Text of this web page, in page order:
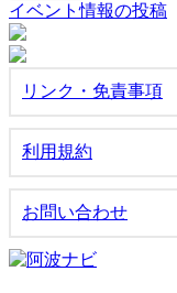
イベント情報の投稿
リンク・免責事項
利用規約
お問い合わせ